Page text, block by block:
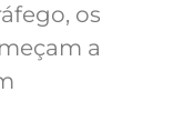
os
a